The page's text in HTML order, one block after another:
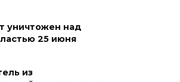
отметил
помощи
уничтожен над
25 июня
из